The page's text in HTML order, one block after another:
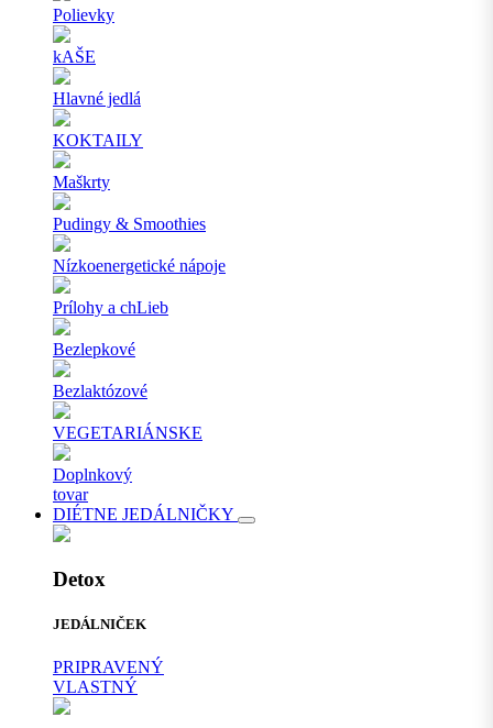
Polievky
kAŠE
Hlavné jedlá
KOKTAILY
Maškrty
Pudingy & Smoothies
Nízkoenergetické nápoje
Prílohy a chLieb
Bezlepkové
Bezlaktózové
VEGETARIÁNSKE
Doplnkový
tovar
DIÉTNE JEDÁLNIČKY
Detox
JEDÁLNIČEK
PRIPRAVENÝ
VLASTNÝ